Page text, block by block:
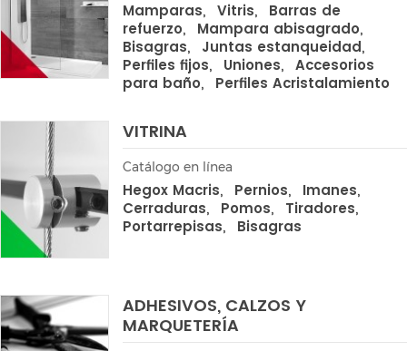
Mamparas Vitris
Barras de
refuerzo
Mampara abisagrado
Bisagras
Juntas estanqueidad
Perfiles fijos
Uniones
Accesorios
para baño
Perfiles Acristalamiento
VITRINA
Catálogo en línea
Hegox Macris Pernios
Imanes
Cerraduras
Pomos
Tiradores
Portarrepisas
Bisagras
ADHESIVOS, CALZOS Y
MARQUETERÍA